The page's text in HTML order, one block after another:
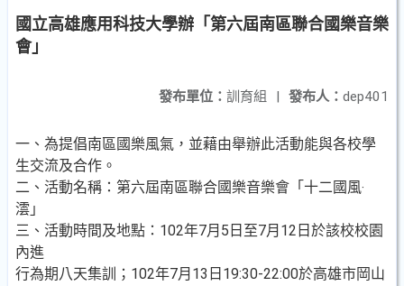
國立高雄應用科技大學辦「第六屆南區聯合國樂音樂
會」
發布人： dep401
發布單位： 訓育組 |
一、為提倡南區國樂風氣，並藉由舉辦此活動能與各校學
生交流及合作。
二、活動名稱：第六屆南區聯合國樂音樂會「十二國風‧
澐」
三、活動時間及地點：102年7月5日至7月12日於該校校園
內進
行為期八天集訓；102年7月13日19:30-22:00於高雄市岡山